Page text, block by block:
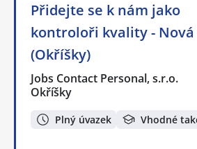
Přidejte se k nám jako
kontroloři kvality - Nová
(Okříšky)
Jobs Contact Personal, s.r.o.
Okříšky
Plný úvazek Vhodné